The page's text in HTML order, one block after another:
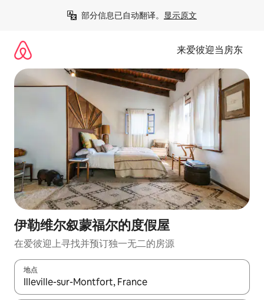
部分信息已自动翻译。 显示原文
来爱彼迎当房东
伊勒维尔叙蒙福尔的度假屋
在爱彼迎上寻找并预订独一无二的房源
地点
如有搜索结果，请使用上下方向键查看，或通过点击或滑动手势